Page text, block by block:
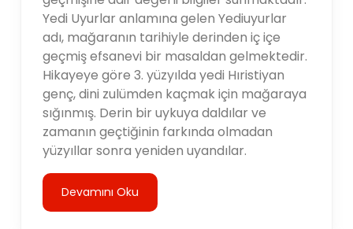
Yedi Uyurlar anlamına gelen Yediuyurlar
adı, mağaranın tarihiyle derinden iç içe
geçmiş efsanevi bir masaldan gelmektedir.
Hikayeye göre 3. yüzyılda yedi Hıristiyan
genç, dini zulümden kaçmak için mağaraya
sığınmış. Derin bir uykuya daldılar ve
zamanın geçtiğinin farkında olmadan
yüzyıllar sonra yeniden uyandılar.
Devamını Oku